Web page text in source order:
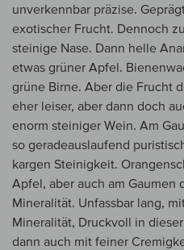
unverkennbar präzise.
exotischer Frucht. Dennoch
steinige Nase. Dann helle
etwas grüner Apfel.
grüne Birne. Aber die Frucht
eher leiser, aber dann doch
enorm steiniger Wein. Am
so geradeauslaufend
kargen Steinigkeit.
Apfel, aber auch am Gaumen
Mineralität. Unfassbar lang,
Mineralität, Druckvoll in
dann auch mit feiner